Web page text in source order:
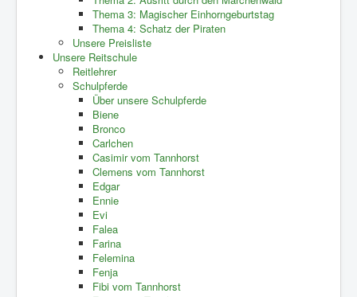
Thema 3: Magischer Einhorngeburtstag
Thema 4: Schatz der Piraten
Unsere Preisliste
Unsere Reitschule
Reitlehrer
Schulpferde
Über unsere Schulpferde
Biene
Bronco
Carlchen
Casimir vom Tannhorst
Clemens vom Tannhorst
Edgar
Ennie
Evi
Falea
Farina
Felemina
Fenja
Fibi vom Tannhorst